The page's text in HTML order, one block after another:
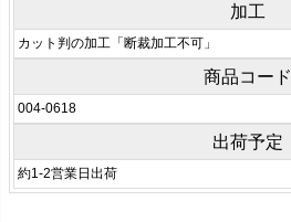
加工
カット判の加工「断裁加工不可」
商品コード
004-0618
出荷予定
約1-2営業日出荷